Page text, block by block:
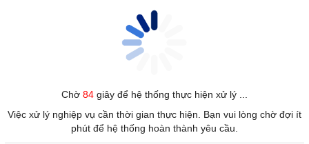
Chờ 84giây để hệ thống thực hiện xử lý ...
Việc xử lý nghiệp vụ cần thời gian thực hiện. Bạn vui lòng chờ đợi ít
phút để hệ thống hoàn thành yêu cầu.